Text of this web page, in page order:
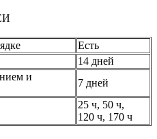
Есть
14 дней
и
7 дней
25 ч, 50 ч,
120 ч, 170 ч